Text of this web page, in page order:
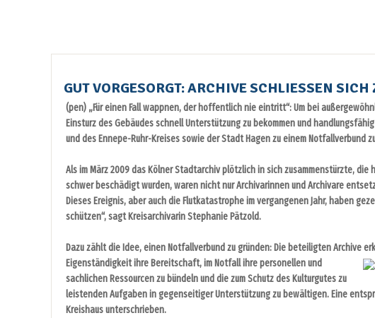
GUT VORGESORGT: ARCHIVE SCHLIESSEN SICH
(pen) „Für einen Fall wappnen, der hoffentlich nie eintritt“: Um bei
Einsturz des Gebäudes schnell Unterstützung zu bekommen und
und des Ennepe-Ruhr-Kreises sowie der Stadt Hagen zu einem Notfallverbund
Als im März 2009 das Kölner Stadtarchiv plötzlich in sich zusammenstürzte,
schwer beschädigt wurden, waren nicht nur Archivarinnen und Archivare
Dieses Ereignis, aber auch die Flutkatastrophe im vergangenen Jahr, haben
schützen“, sagt Kreisarchivarin Stephanie Pätzold.
Dazu zählt die Idee, einen Notfallverbund zu gründen: Die beteiligten Archive
Eigenständigkeit ihre Bereitschaft, im Notfall ihre personellen und
sachlichen Ressourcen zu bündeln und die zum Schutz des Kulturgutes zu
leistenden Aufgaben in gegenseitiger Unterstützung zu bewältigen. Eine
Kreishaus unterschrieben.